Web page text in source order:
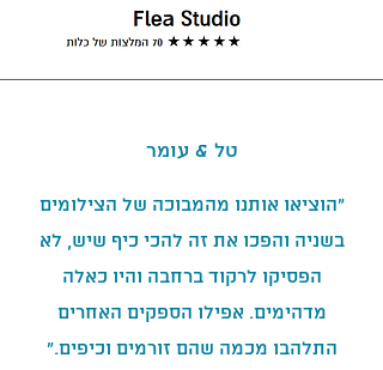
טל & עומר
"הוציאו אותנו מהמבוכה של הצילומים
בשניה והפכו את זה להכי כיף שיש, לא
הפסיקו לרקוד ברחבה והיו כאלה
מדהימים. אפילו הספקים האחרים
התלהבו מכמה שהם זורמים וכיפים."